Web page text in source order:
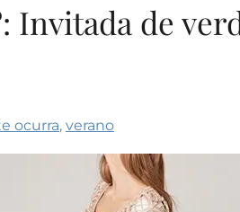
Invitada de
ocurra, verano